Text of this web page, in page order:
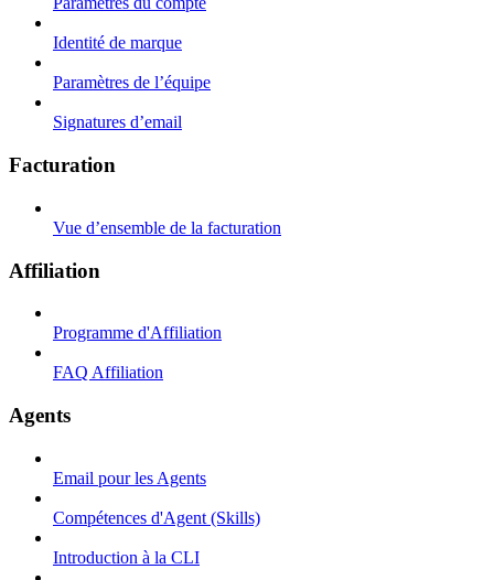
Identité de marque
Paramètres de l’équipe
Signatures d’email
Facturation
Vue d’ensemble de la facturation
Affiliation
Programme d'Affiliation
FAQ Affiliation
Agents
Email pour les Agents
Compétences d'Agent (Skills)
Introduction à la CLI